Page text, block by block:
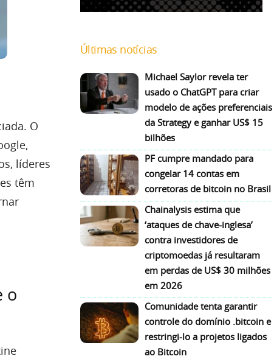
. O
líderes
têm
o
Últimas notícias
Michael Saylor revela ter
usado o ChatGPT para criar
modelo de ações preferenciais
da Strategy e ganhar US$ 15
bilhões
PF cumpre mandado para
congelar 14 contas em
corretoras de bitcoin no Brasil
Chainalysis estima que
‘ataques de chave-inglesa’
contra investidores de
criptomoedas já resultaram
em perdas de US$ 30 milhões
em 2026
Comunidade tenta garantir
controle do domínio .bitcoin e
restringi-lo a projetos ligados
ao Bitcoin